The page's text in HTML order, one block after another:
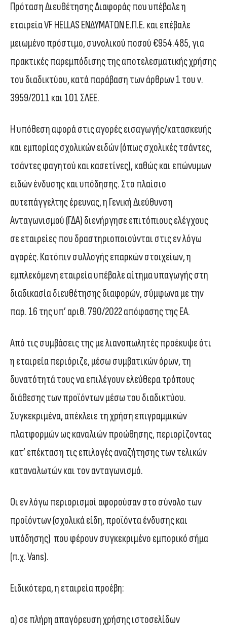
Πρόταση Διευθέτησης Διαφοράς που υπέβαλε η
εταιρεία VF HELLAS ΕΝΔΥΜΑΤΩΝ Ε.Π.Ε. και επέβαλε
μειωμένο πρόστιμο, συνολικού ποσού €954.485, για
πρακτικές παρεμπόδισης της αποτελεσματικής χρήσης
του διαδικτύου, κατά παράβαση των άρθρων 1 του ν.
3959/2011 και 101 ΣΛΕΕ.
Η υπόθεση αφορά στις αγορές εισαγωγής/κατασκευής
και εμπορίας σχολικών ειδών (όπως σχολικές τσάντες,
τσάντες φαγητού και κασετίνες), καθώς και επώνυμων
ειδών ένδυσης και υπόδησης. Στο πλαίσιο
αυτεπάγγελτης έρευνας, η Γενική Διεύθυνση
Ανταγωνισμού (ΓΔΑ) διενήργησε επιτόπιους ελέγχους
σε εταιρείες που δραστηριοποιούνται στις εν λόγω
αγορές. Κατόπιν συλλογής επαρκών στοιχείων, η
εμπλεκόμενη εταιρεία υπέβαλε αίτημα υπαγωγής στη
διαδικασία διευθέτησης διαφορών, σύμφωνα με την
παρ. 16 της υπ’ αριθ. 790/2022 απόφασης της ΕΑ.
Από τις συμβάσεις της με λιανοπωλητές προέκυψε ότι
η εταιρεία περιόριζε, μέσω συμβατικών όρων, τη
δυνατότητά τους να επιλέγουν ελεύθερα τρόπους
διάθεσης των προϊόντων μέσω του διαδικτύου.
Συγκεκριμένα, απέκλειε τη χρήση επιγραμμικών
πλατφορμών ως καναλιών προώθησης, περιορίζοντας
κατ’ επέκταση τις επιλογές αναζήτησης των τελικών
καταναλωτών και τον ανταγωνισμό.
Οι εν λόγω περιορισμοί αφορούσαν στο σύνολο των
προϊόντων (σχολικά είδη, προϊόντα ένδυσης και
υπόδησης) που φέρουν συγκεκριμένο εμπορικό σήμα
(π.χ. Vans).
Ειδικότερα, η εταιρεία προέβη:
α) σε πλήρη απαγόρευση χρήσης ιστοσελίδων